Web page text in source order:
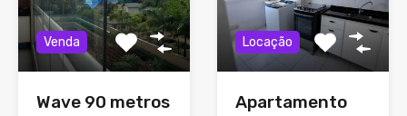
Venda
Wave 90 metros
Locação
Apartamento